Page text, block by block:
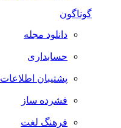
گوناگون
دانلود مجله
حسابداری
پشتیبان اطلاعات
فشرده ساز
فرهنگ لغت